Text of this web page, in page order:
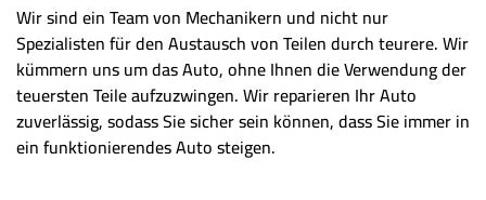
Wir sind ein Team von Mechanikern und nicht nur
Spezialisten für den Austausch von Teilen durch teurere. Wir
kümmern uns um das Auto, ohne Ihnen die Verwendung der
teuersten Teile aufzuzwingen. Wir reparieren Ihr Auto
zuverlässig, sodass Sie sicher sein können, dass Sie immer in
ein funktionierendes Auto steigen.